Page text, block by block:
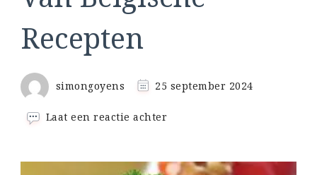
Recepten
simongoyens 25 september 2024
Laat een reactie achter
Smaakvolle